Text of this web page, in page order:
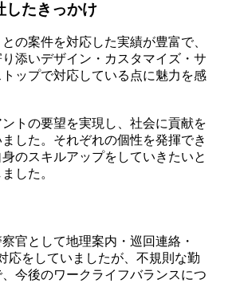
したきっかけ
の案件を対応した実績が豊富で、
添いデザイン・カスタマイズ・サ
ップで対応している点に魅力を感
トの要望を実現し、社会に貢献を
した。それぞれの個性を発揮でき
のスキルアップをしていきたいと
した。
官として地理案内・巡回連絡・
応をしていましたが、不規則な勤
今後のワークライフバランスにつ